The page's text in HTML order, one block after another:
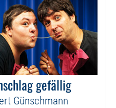
gefällig
Günschmann